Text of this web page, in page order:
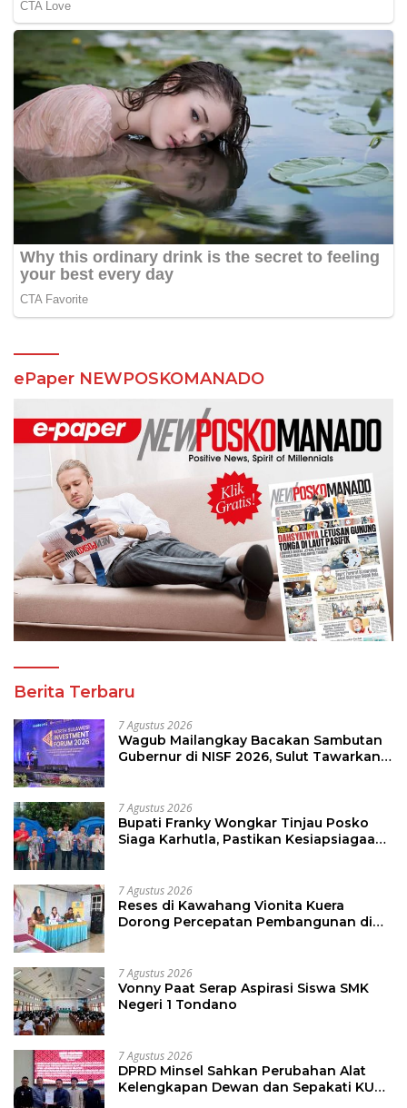
ePaper NEWPOSKOMANADO
Berita Terbaru
7 Agustus 2026
Wagub Mailangkay Bacakan Sambutan
Gubernur di NISF 2026, Sulut Tawarkan
7 Agustus 2026
Bupati Franky Wongkar Tinjau Posko
Siaga Karhutla, Pastikan Kesiapsiagaan
7 Agustus 2026
Reses di Kawahang Vionita Kuera
Dorong Percepatan Pembangunan di
7 Agustus 2026
Vonny Paat Serap Aspirasi Siswa SMK
Negeri 1 Tondano
7 Agustus 2026
DPRD Minsel Sahkan Perubahan Alat
Kelengkapan Dewan dan Sepakati KUA-